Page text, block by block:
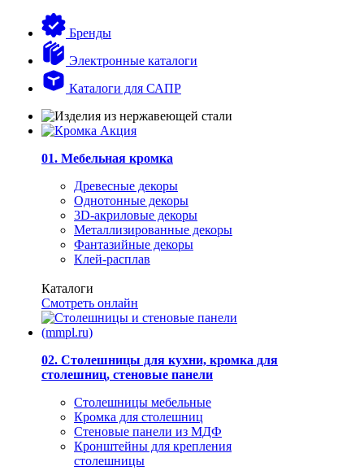
Бренды
Электронные каталоги
Каталоги для САПР
01. Мебельная кромка
Древесные декоры
Однотонные декоры
3D-акриловые декоры
Металлизированные декоры
Фантазийные декоры
Клей-расплав
Каталоги
Смотреть онлайн
02. Столешницы для кухни, кромка для
столешниц, стеновые панели
Столешницы мебельные
Кромка для столешниц
Стеновые панели из МДФ
Кронштейны для крепления
столешницы